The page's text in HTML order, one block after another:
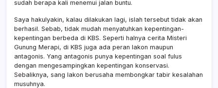
sudah berapa kali menemui jalan buntu.
Saya hakulyakin, kalau dilakukan lagi, islah tersebut tidak akan
berhasil. Sebab, tidak mudah menyatuhkan kepentingan-
kepentingan berbeda di KBS. Seperti halnya cerita Misteri
Gunung Merapi, di KBS juga ada peran lakon maupun
antagonis. Yang antagonis punya kepentingan soal fulus
dengan mengesampingkan kepentingan konservasi.
Sebaliknya, sang lakon berusaha membongkar tabir kesalahan
musuhnya.